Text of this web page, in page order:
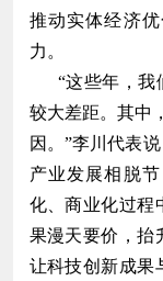
推动实体经济
力。
“这些年，我
较大差距。其中
因。”李川代表
产业发展相脱
化、商业化过程
果漫天要价，抬
让科技创新成果